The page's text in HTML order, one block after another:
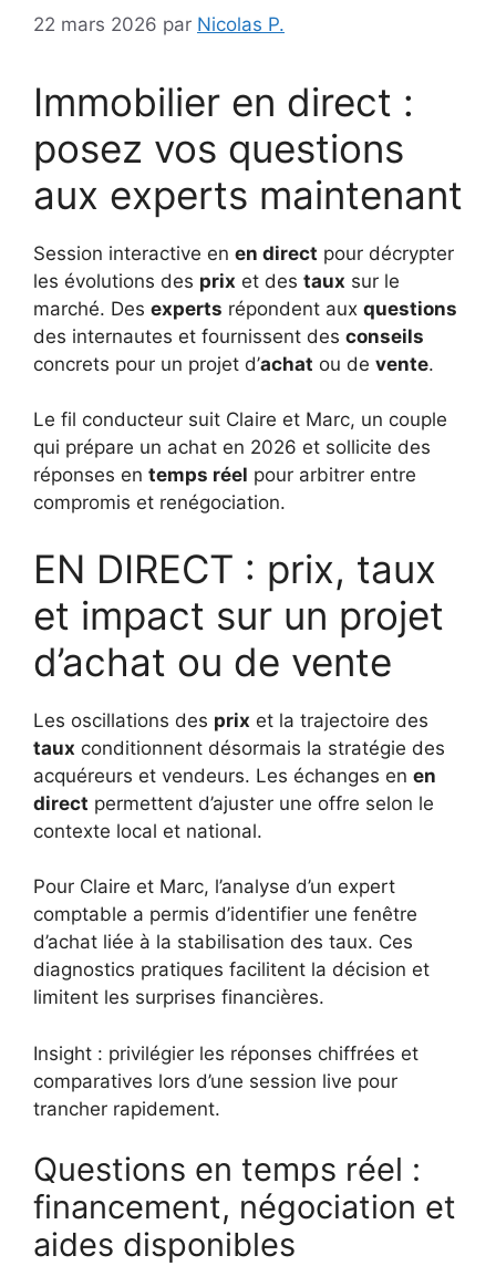
22 mars 2026 par Nicolas P.
Immobilier en direct :
posez vos questions
aux experts maintenant
Session interactive en en direct pour décrypter
les évolutions des prix et des taux sur le
marché. Des experts répondent aux questions
des internautes et fournissent des conseils
concrets pour un projet d’achat ou de vente.
Le fil conducteur suit Claire et Marc, un couple
qui prépare un achat en 2026 et sollicite des
réponses en temps réel pour arbitrer entre
compromis et renégociation.
EN DIRECT : prix, taux
et impact sur un projet
d’achat ou de vente
Les oscillations des prix et la trajectoire des
taux conditionnent désormais la stratégie des
acquéreurs et vendeurs. Les échanges en en
direct permettent d’ajuster une offre selon le
contexte local et national.
Pour Claire et Marc, l’analyse d’un expert
comptable a permis d’identifier une fenêtre
d’achat liée à la stabilisation des taux. Ces
diagnostics pratiques facilitent la décision et
limitent les surprises financières.
Insight : privilégier les réponses chiffrées et
comparatives lors d’une session live pour
trancher rapidement.
Questions en temps réel :
financement, négociation et
aides disponibles